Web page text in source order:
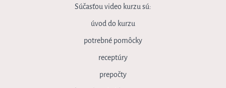
Súčasťou video kurzu sú:
úvod do kurzu
potrebné pomôcky
receptúry
prepočty